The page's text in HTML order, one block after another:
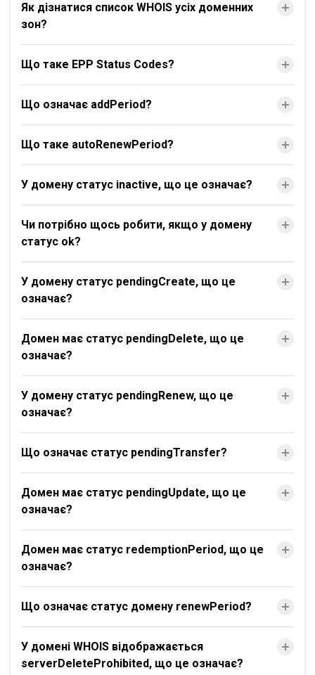
Як дізнатися список WHOIS усіх доменних
зон?
Що таке EPP Status Codes?
Що означає addPeriod?
Що таке autoRenewPeriod?
У домену статус inactive, що це означає?
Чи потрібно щось робити, якщо у домену
статус ok?
У домену статус pendingCreate, що це
означає?
Домен має статус pendingDelete, що це
означає?
У домену статус pendingRenew, що це
означає?
Що означає статус pendingTransfer?
Домен має статус pendingUpdate, що це
означає?
Домен має статус redemptionPeriod, що це
означає?
Що означає статус домену renewPeriod?
У домені WHOIS відображається
serverDeleteProhibited, що це означає?